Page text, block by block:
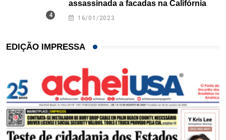
assassinada a facadas na Califórnia
16/01/2023
EDIÇÃO IMPRESSA